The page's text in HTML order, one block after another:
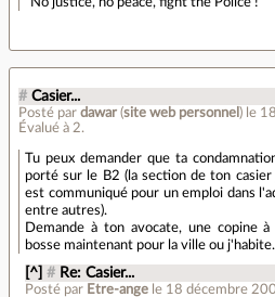
# Casier...
Posté par dawar (site web personnel ) le
Évalué à 2.
Tu peux demander que ta
porté sur le B2 (la section de ton casier
est communiqué pour un emploi dans
entre autres).
Demande à ton avocate, une copine
bosse maintenant pour la ville ou j'habite.
[^] # Re: Casier...
Posté par Etre-ange le 18 décembre